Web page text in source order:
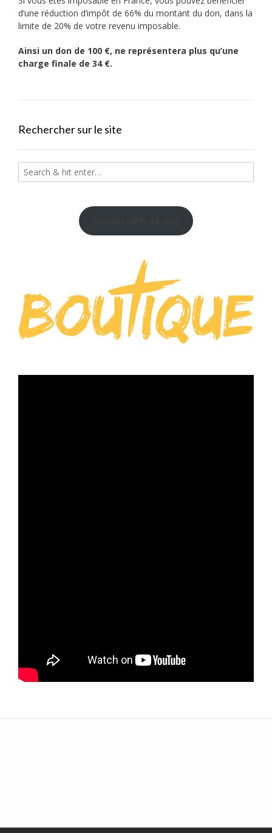
d’une réduction d’impôt de 66% du montant du don, dans la
limite de 20% de votre revenu imposable.
Ainsi un don de 100 €, ne représentera plus qu’une
charge finale de 34 €.
Rechercher sur le site